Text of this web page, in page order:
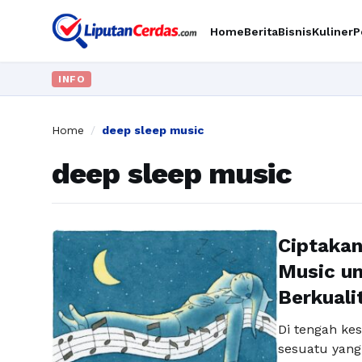
HomeBeritaBisnisKuliner
INFO
Home / deep sleep music
deep sleep music
Music
Di tengah
sesuatu